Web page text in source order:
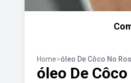
Home>óleo De Côco No
óleo De